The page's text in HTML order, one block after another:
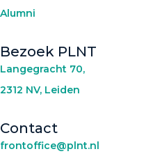
Alumni
Bezoek PLNT
Langegracht 70,
2312 NV, Leiden
Contact
frontoffice@plnt.nl